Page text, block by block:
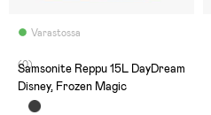
Varastossa
(0)
Samsonite Reppu 15L DayDream
Disney, Frozen Magic